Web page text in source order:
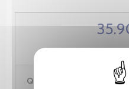
Quantité :